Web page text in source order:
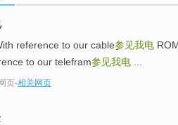
reference to our cable参见我电
to our telefram参见我电
页-相关网页